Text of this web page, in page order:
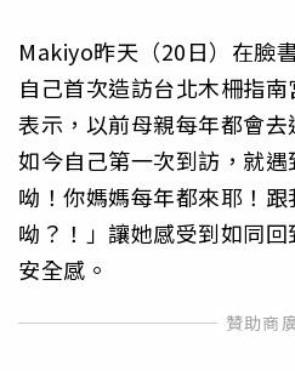
Makiyo昨天（20日）在臉
自己首次造訪台北木柵指
表示，以前母親每年都會去
如今自己第一次到訪，就
呦！你媽媽每年都來耶！
呦？！」讓她感受到如同
安全感。